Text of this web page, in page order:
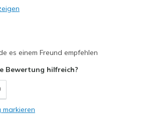
es einem Freund empfehlen
Bewertung hilfreich?
markieren